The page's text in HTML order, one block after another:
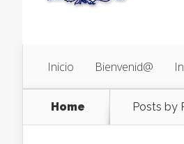
Inicio Bienvenid@
Home Posts by